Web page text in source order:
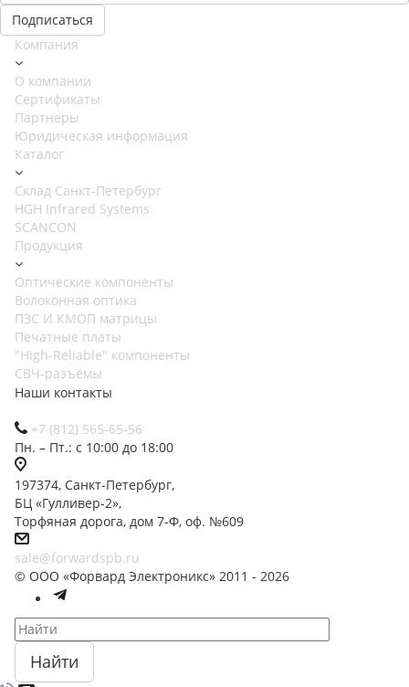
Компания
О компании
Сертификаты
Партнеры
Юридическая информация
Каталог
Cклад Санкт-Петербург
HGH Infrared Systems
SCANCON
Продукция
Оптические компоненты
Волоконная оптика
ПЗС И КМОП матрицы
Печатные платы
"High-Reliable" компоненты
СВЧ-разъёмы
Наши контакты
+7 (812) 565-65-56
Пн. – Пт.: с 10:00 до 18:00
197374, Санкт-Петербург,
БЦ «Гулливер-2»,
Торфяная дорога, дом 7-Ф, оф. №609
sale@forwardspb.ru
© ООО «Форвард Электроникс» 2011 - 2026
Найти